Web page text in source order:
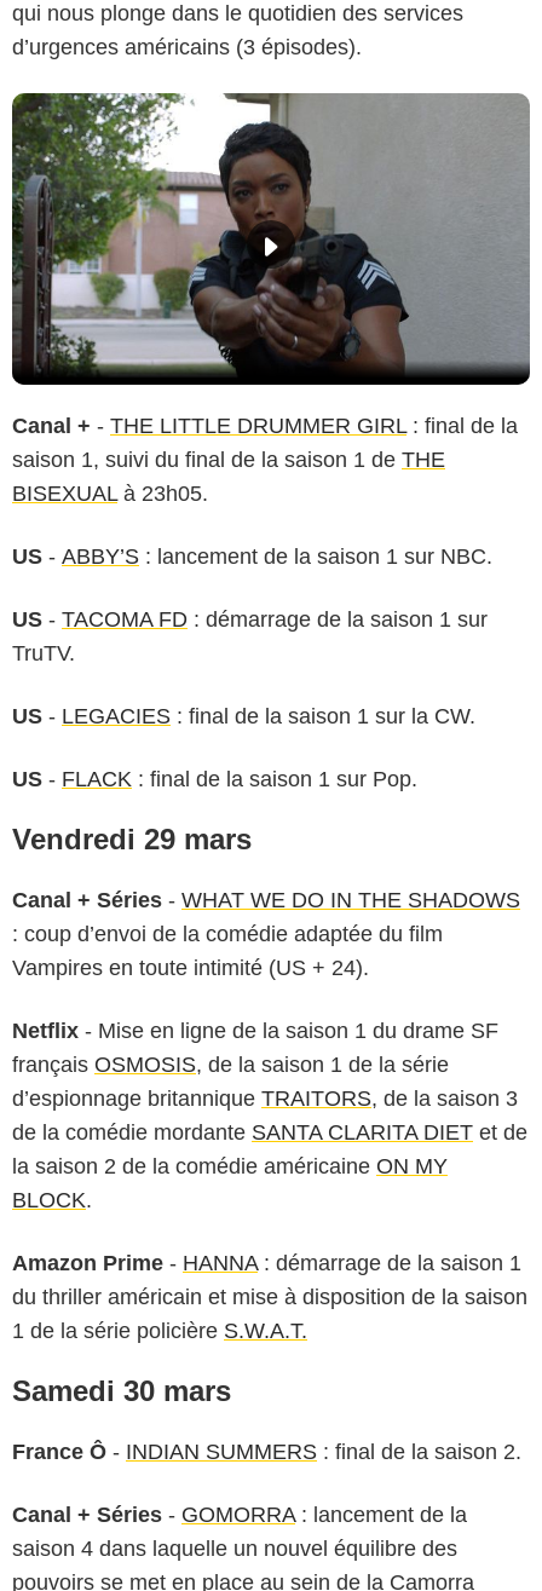
qui nous plonge dans le quotidien des services
d’urgences américains (3 épisodes).
Canal + - THE LITTLE DRUMMER GIRL: final de la
saison 1, suivi du final de la saison 1 de THE
BISEXUALà 23h05.
US - ABBY’S : lancement de la saison 1 sur NBC.
US - TACOMA FD : démarrage de la saison 1 sur
TruTV.
US - LEGACIES : final de la saison 1 sur la CW.
US - FLACK : final de la saison 1 sur Pop.
Vendredi 29 mars
Canal + Séries - WHAT WE DO IN THE SHADOWS
: coup d’envoi de la comédie adaptée du film
Vampires en toute intimité (US + 24).
Netflix - Mise en ligne de la saison 1 du drame SF
français OSMOSIS, de la saison 1 de la série
d’espionnage britannique TRAITORS, de la saison 3
de la comédie mordante SANTA CLARITA DIET et de
la saison 2 de la comédie américaine ON MY
BLOCK.
Amazon Prime - HANNA: démarrage de la saison 1
du thriller américain et mise à disposition de la saison
1 de la série policière S.W.A.T.
Samedi 30 mars
France Ô - INDIAN SUMMERS : final de la saison 2.
Canal + Séries - GOMORRA: lancement de la
saison 4 dans laquelle un nouvel équilibre des
pouvoirs se met en place au sein de la Camorra